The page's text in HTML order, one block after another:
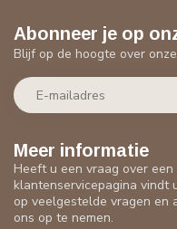
Meer informatie
Heeft u een vraag over
klantenservicepagina vindt
op veelgestelde vragen en
ons op te nemen.
Abonneer je op
Blijf op de hoogte over